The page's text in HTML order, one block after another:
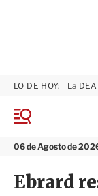
M
n
06 de Agosto de
LO DE HOY: La
Ebrard